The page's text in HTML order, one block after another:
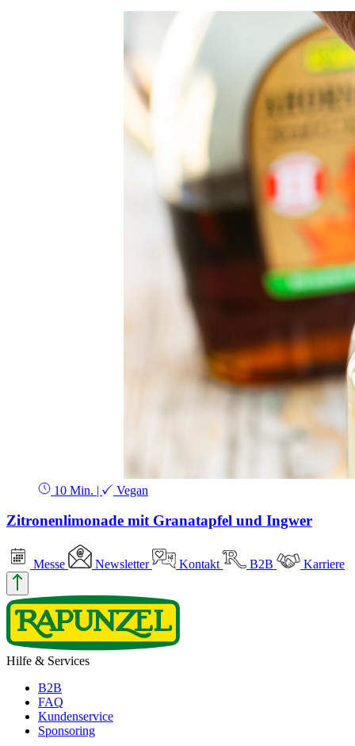
10 Min. | Vegan
Zitronenlimonade mit Granatapfel und Ingwer
Messe Newsletter Kontakt B2B Karriere
Hilfe & Services
B2B
FAQ
Kundenservice
Sponsoring